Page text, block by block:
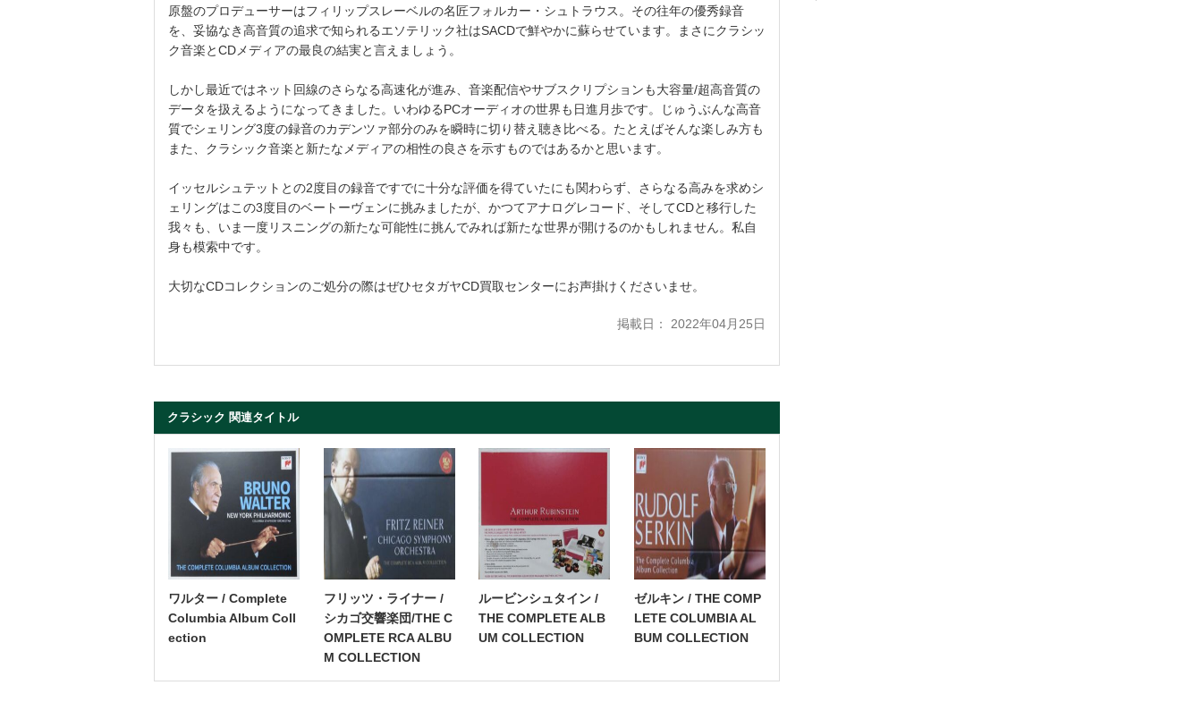
原盤のプロデューサーはフィリップスレーベルの名匠フォルカー・シュトラウス。その往年の優秀録音
を、妥協なき高音質の追求で知られるエソテリック社はSACDで鮮やかに蘇らせています。まさにクラシッ
ク音楽とCDメディアの最良の結実と言えましょう。
しかし最近ではネット回線のさらなる高速化が進み、音楽配信やサブスクリプションも大容量/超高音質の
データを扱えるようになってきました。いわゆるPCオーディオの世界も日進月歩です。じゅうぶんな高音
質でシェリング3度の録音のカデンツァ部分のみを瞬時に切り替え聴き比べる。たとえばそんな楽しみ方も
また、クラシック音楽と新たなメディアの相性の良さを示すものではあるかと思います。
イッセルシュテットとの2度目の録音ですでに十分な評価を得ていたにも関わらず、さらなる高みを求めシ
ェリングはこの3度目のベートーヴェンに挑みましたが、かつてアナログレコード、そしてCDと移行した
我々も、いま一度リスニングの新たな可能性に挑んでみれば新たな世界が開けるのかもしれません。私自
身も模索中です。
大切なCDコレクションのご処分の際はぜひセタガヤCD買取センターにお声掛けくださいませ。
掲載日： 2022年04月25日
クラシック 関連タイトル
ワルター / Complete
Columbia Album Coll
ection
フリッツ・ライナー /
シカゴ交響楽団/THE C
OMPLETE RCA ALBU
M COLLECTION
ルービンシュタイン /
THE COMPLETE ALB
UM COLLECTION
ゼルキン / THE COMP
LETE COLUMBIA AL
BUM COLLECTION